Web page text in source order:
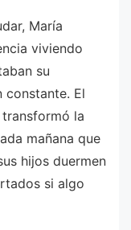
María
viviendo
su
constante. El
la
mañana que
hijos duermen
si algo